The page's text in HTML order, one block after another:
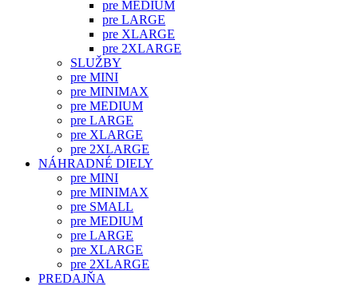
pre MEDIUM
pre LARGE
pre XLARGE
pre 2XLARGE
SLUŽBY
pre MINI
pre MINIMAX
pre MEDIUM
pre LARGE
pre XLARGE
pre 2XLARGE
NÁHRADNÉ DIELY
pre MINI
pre MINIMAX
pre SMALL
pre MEDIUM
pre LARGE
pre XLARGE
pre 2XLARGE
PREDAJŇA